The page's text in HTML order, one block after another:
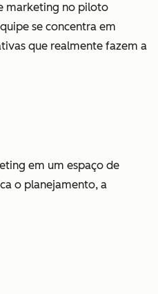
marketing no piloto
se concentra em
que realmente fazem a
em um espaço de
o planejamento, a